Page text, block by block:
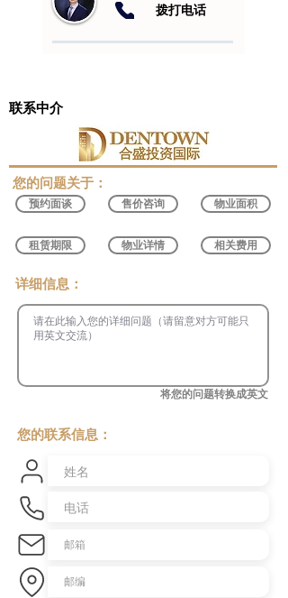
​拨打电话
联系中介
​您的问题关于：
预约面谈
租赁期限
售价咨询
物业详情
物业面积
相关费用
​详细信息：
将您的问题转换成英文
您的联系信息：